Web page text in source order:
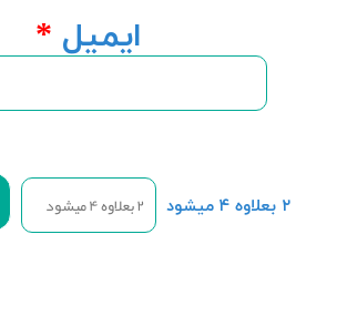
ایمیل *
۲ بعلاوه ۴ میشود